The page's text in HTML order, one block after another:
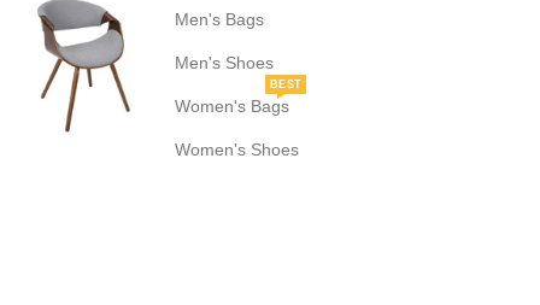
Men's Bags
Men's Shoes
Women's Bags
BEST
Women's Shoes